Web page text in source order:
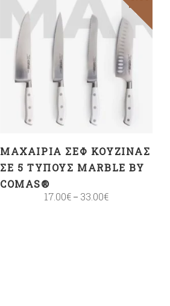
ΕΠΙΛΟΓΉ
ΜΑΧΑΊΡΙΑ ΣΕΦ ΚΟΥΖΊΝΑΣ
ΣΕ 5 ΤΎΠΟΥΣ MARBLE BY
COMAS®
17.00€– 33.00€